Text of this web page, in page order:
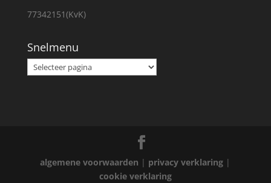
77342151(KvK)
Snelmenu
Snelmenu
algemene voorwaarden | privacy verklaring |
cookie verklaring